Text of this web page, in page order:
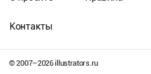
© 2007–2026illustrators.ru
Контакты